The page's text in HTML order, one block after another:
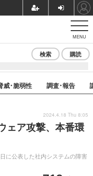
MENU
検索 購読
威･脆弱性 調査･報告
ェア攻撃、本番環
に公表した社内システムの障害
2024.4.18 Thu 8:05